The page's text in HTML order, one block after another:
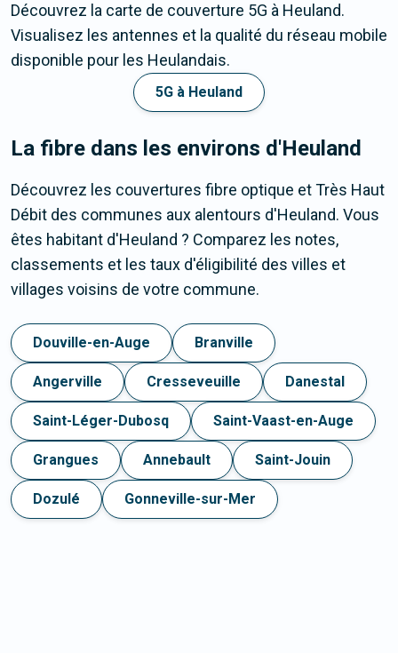
Découvrez la carte de couverture 5G à Heuland.
Visualisez les antennes et la qualité du réseau mobile
disponible pour les Heulandais.
5G à Heuland
La fibre dans les environs d'Heuland
Découvrez les couvertures fibre optique et Très Haut
Débit des communes aux alentours d'Heuland. Vous
êtes habitant d'Heuland ? Comparez les notes,
classements et les taux d'éligibilité des villes et
villages voisins de votre commune.
Douville-en-Auge Branville
Angerville Cresseveuille Danestal
Saint-Léger-Dubosq Saint-Vaast-en-Auge
Grangues Annebault Saint-Jouin
Dozulé Gonneville-sur-Mer